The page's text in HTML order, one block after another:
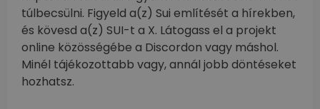
túlbecsülni. Figyeld a(z) Sui említését a hírekben,
és kövesd a(z) SUI-t a X. Látogass el a projekt
online közösségébe a Discordon vagy máshol.
Minél tájékozottabb vagy, annál jobb döntéseket
hozhatsz.